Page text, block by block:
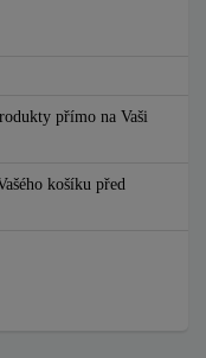
přímo na Vaši
košíku před